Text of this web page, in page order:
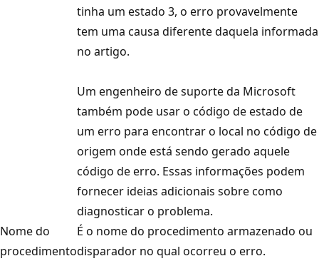
tinha um estado 3, o erro provavelmente
tem uma causa diferente daquela informada
no artigo.
Um engenheiro de suporte da Microsoft
também pode usar o código de estado de
um erro para encontrar o local no código de
origem onde está sendo gerado aquele
código de erro. Essas informações podem
fornecer ideias adicionais sobre como
diagnosticar o problema.
Nome do
procedimento
É o nome do procedimento armazenado ou
disparador no qual ocorreu o erro.